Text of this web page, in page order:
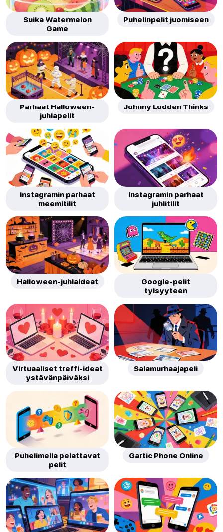
Suika Watermelon
Game
Puhelinpelit juomiseen
Parhaat Halloween-
juhlapelit
Johnny Lodden Thinks
Instagramin parhaat
meemitilit
Instagramin parhaat
juhlitilit
Halloween-juhlaideat
Google-pelit
tylsyyteen
Virtuaaliset treffi-ideat
ystävänpäiväksi
Salamurhaajapeli
Puhelimella pelattavat
pelit
Gartic Phone Online